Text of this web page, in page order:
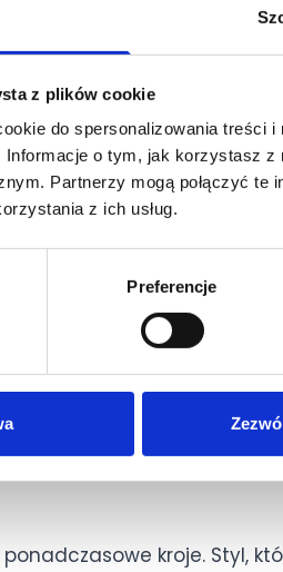
z plików cookie
do spersonalizowania treści
o tym, jak korzystasz
Partnerzy mogą połączyć
z ich usług.
Preferencje
DRESS CODE
komplety. Wybierz styl,
powoli chowa się za
świata
Barwy, które nie
kroje. Styl,